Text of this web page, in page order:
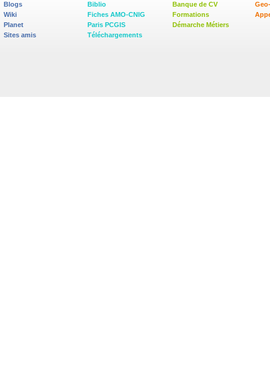
Blogs
Wiki
Planet
Sites amis
Biblio
Fiches AMO-CNIG
Paris PCGIS
Téléchargements
Banque de CV
Formations
Démarche Métiers